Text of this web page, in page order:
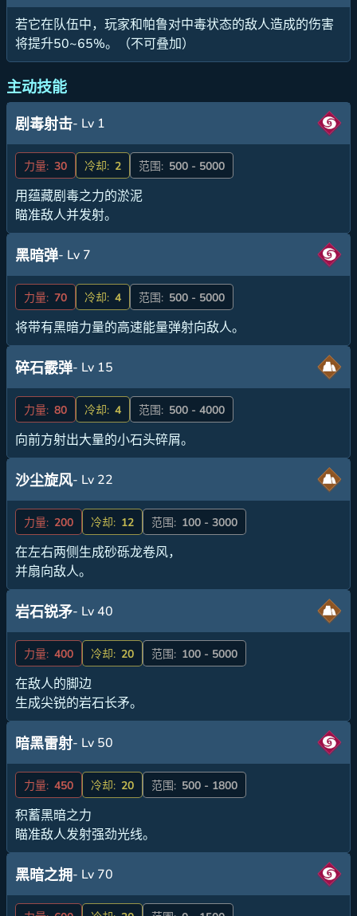
若它在队伍中，玩家和帕鲁对中毒状态的敌人造成的伤害
将提升50~65%。（不可叠加）
主动技能
剧毒射击- Lv 1
力量: 30 冷却: 2 范围: 500 - 5000
用蕴藏剧毒之力的淤泥
瞄准敌人并发射。
黑暗弹- Lv 7
力量: 70 冷却: 4 范围: 500 - 5000
将带有黑暗力量的高速能量弹射向敌人。
碎石霰弹- Lv 15
力量: 80 冷却: 4 范围: 500 - 4000
向前方射出大量的小石头碎屑。
沙尘旋风- Lv 22
力量: 200 冷却: 12 范围: 100 - 3000
在左右两侧生成砂砾龙卷风，
并扇向敌人。
岩石锐矛- Lv 40
力量: 400 冷却: 20 范围: 100 - 5000
在敌人的脚边
生成尖锐的岩石长矛。
暗黑雷射- Lv 50
力量: 450 冷却: 20 范围: 500 - 1800
积蓄黑暗之力
瞄准敌人发射强劲光线。
黑暗之拥- Lv 70